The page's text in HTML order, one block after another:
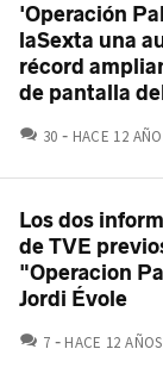
'Operación
laSexta una
récord
de pantalla
30 COMENTARIOS
HACE 12
Los dos
de TVE
"Operacion
Jordi Évole
7 COMENTARIOS
HACE 12 AÑOS